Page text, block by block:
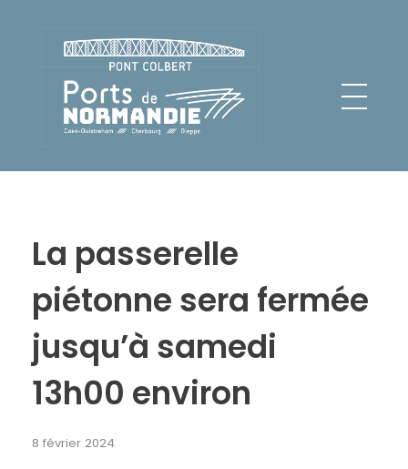
La passerelle
piétonne sera fermée
jusqu’à samedi
13h00 environ
8 février 2024